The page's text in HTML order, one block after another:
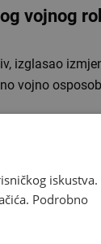
vojnog
izglasao
vojno
na dark
Podrobno